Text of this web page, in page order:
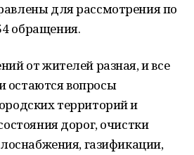
для рассмотрения по
обращения.
от жителей разная, и все
вопросы
территорий и
дорог, очистки
газификации,